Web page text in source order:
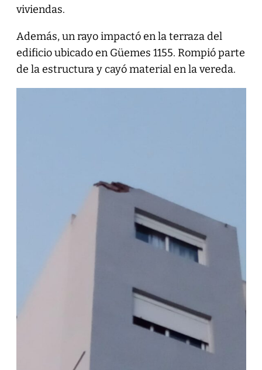
viviendas.
Además, un rayo impactó en la terraza del
edificio ubicado en Güemes 1155. Rompió parte
de la estructura y cayó material en la vereda.